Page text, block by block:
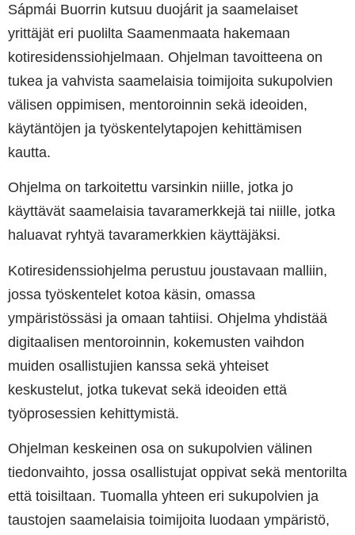
Sápmái Buorrin kutsuu duojárit ja saamelaiset
yrittäjät eri puolilta Saamenmaata hakemaan
kotiresidenssiohjelmaan. Ohjelman tavoitteena on
tukea ja vahvista saamelaisia toimijoita sukupolvien
välisen oppimisen, mentoroinnin sekä ideoiden,
käytäntöjen ja työskentelytapojen kehittämisen
kautta.
Ohjelma on tarkoitettu varsinkin niille, jotka jo
käyttävät saamelaisia tavaramerkkejä tai niille, jotka
haluavat ryhtyä tavaramerkkien käyttäjäksi.
Kotiresidenssiohjelma perustuu joustavaan malliin,
jossa työskentelet kotoa käsin, omassa
ympäristössäsi ja omaan tahtiisi. Ohjelma yhdistää
digitaalisen mentoroinnin, kokemusten vaihdon
muiden osallistujien kanssa sekä yhteiset
keskustelut, jotka tukevat sekä ideoiden että
työprosessien kehittymistä.
Ohjelman keskeinen osa on sukupolvien välinen
tiedonvaihto, jossa osallistujat oppivat sekä mentorilta
että toisiltaan. Tuomalla yhteen eri sukupolvien ja
taustojen saamelaisia toimijoita luodaan ympäristö,